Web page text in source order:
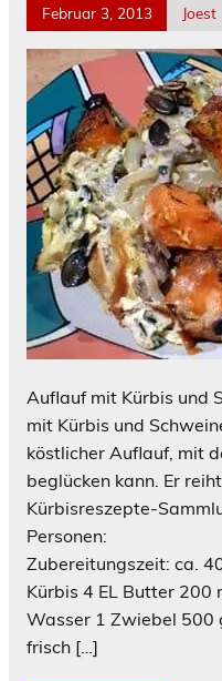
Februar 3, 2013 Joest
Auflauf mit Kürbis und
mit Kürbis und
köstlicher Auflauf, mit
beglücken kann. Er
Kürbisreszepte-
Zubereitungszeit: ca.
Kürbis 4 EL Butter 200
Wasser 1 Zwiebel 500
frisch […]